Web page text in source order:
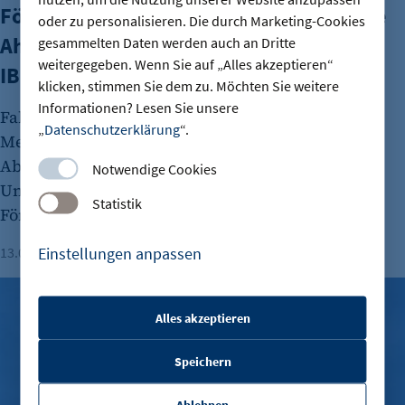
oder zu personalisieren. Die durch Marketing-Cookies
gesammelten Daten werden auch an Dritte
weitergegeben. Wenn Sie auf „Alles akzeptieren“
klicken, stimmen Sie dem zu. Möchten Sie weitere
Informationen? Lesen Sie unsere
„Datenschutzerklärung“.
Notwendige Cookies
Statistik
Einstellungen anpassen
etracker Sitzungs-Cookie
Alles akzeptieren
Speichern
Fördermittel als Wachstumstreiber: Wie
Ahlberg Metalltechnik in Berlin mit der
IBB investiert und expandiert
Fabian Ahlberg, Geschäftsführer der Ahlberg
Metalltechnik GmbH, und Raphael Kube,
Abteilungsleiter bei der IBB, erklären, wie
Unternehmen am besten zu öffentlichen
Förderungen kommen.
13.07.2026 Lesezeit: 4 MinutenMichael Gneuss